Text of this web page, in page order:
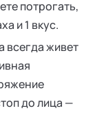
потрогать,
и 1 вкус.
всегда живет
до лица —